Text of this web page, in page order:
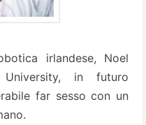
irlandese, Noel
in futuro
far sesso con un